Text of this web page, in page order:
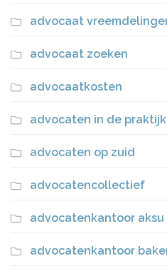
advocaat
advocaat zoeken
advocaatkosten
advocaten in de praktijk
advocaten op zuid
advocatencollectief
advocatenkantoor aksu
advocatenkantoor